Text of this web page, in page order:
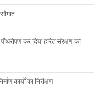
कर दिया हरित संरक्षण का
कार्यों का निरीक्षण